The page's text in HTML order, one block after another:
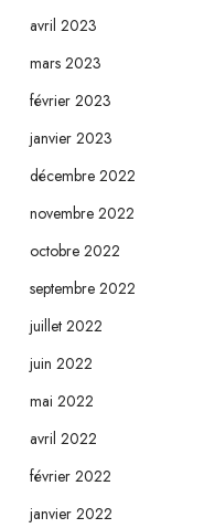
avril 2023
mars 2023
février 2023
janvier 2023
décembre 2022
novembre 2022
octobre 2022
septembre 2022
juillet 2022
juin 2022
mai 2022
avril 2022
février 2022
janvier 2022